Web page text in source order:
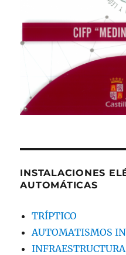
INSTALACIONES
AUTOMÁTICAS
TRÍPTICO
AUTOMATISMOS